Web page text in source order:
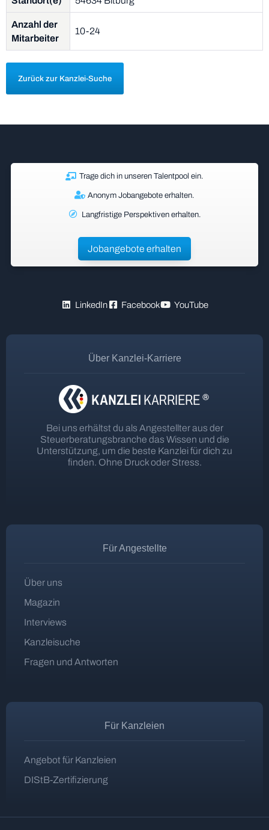
Anzahl der
Mitarbeiter
10-24
Zurück zur Kanzlei-Suche
Trage dich in unseren Talentpool ein.
Anonym Jobangebote erhalten.
Langfristige Perspektiven erhalten.
Jobangebote erhalten
LinkedIn Facebook YouTube
Über Kanzlei-Karriere
Bei uns erhältst du als Angestellter aus der
Steuerberatungsbranche das Wissen und die
Unterstützung, um die beste Kanzlei für dich zu
finden. Ohne Druck oder Stress.
Für Angestellte
Über uns
Magazin
Interviews
Kanzleisuche
Fragen und Antworten
Für Kanzleien
Angebot für Kanzleien
DIStB-Zertifizierung